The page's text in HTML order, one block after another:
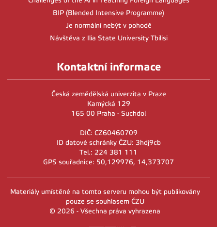
BIP (Blended Intensive Programme)
Je normální nebýt v pohodě
Návštěva z Ilia State University Tbilisi
Kontaktní informace
Česká zemědělská univerzita v Praze
Kamýcká 129
165 00 Praha - Suchdol
DIČ: CZ60460709
ID datové schránky ČZU: 3hdj9cb
Tel.: 224 381 111
GPS souřadnice: 50,129976, 14,373707
Materiály umístěné na tomto serveru mohou být publikovány
pouze se souhlasem ČZU
© 2026 - Všechna práva vyhrazena